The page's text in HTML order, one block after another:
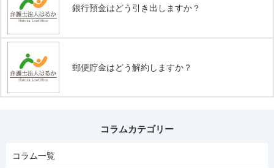
銀行預金はどう引き出しますか？
郵便貯金はどう解約しますか？
コラムカテゴリー
コラム一覧